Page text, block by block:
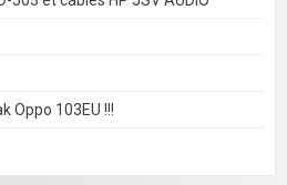
Oppo 103EU !!!